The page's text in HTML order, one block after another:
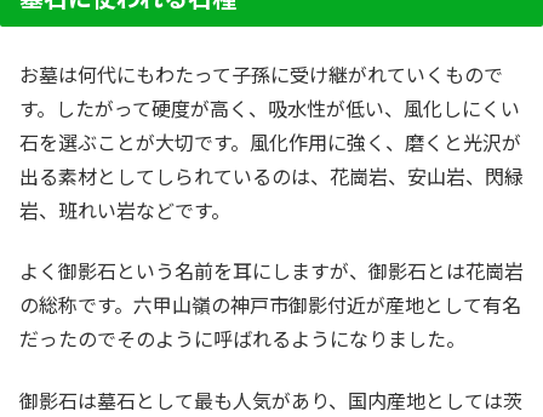
お墓は何代にもわたって子孫に受け継がれていくもので
す。したがって硬度が高く、吸水性が低い、風化しにくい
石を選ぶことが大切です。風化作用に強く、磨くと光沢が
出る素材としてしられているのは、花崗岩、安山岩、閃緑
岩、班れい岩などです。
よく御影石という名前を耳にしますが、御影石とは花崗岩
の総称です。六甲山嶺の神戸市御影付近が産地として有名
だったのでそのように呼ばれるようになりました。
御影石は墓石として最も人気があり、国内産地としては茨